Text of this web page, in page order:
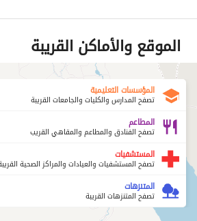
الموقع والأماكن القريبة
المؤسسات التعليمية
تصفح المدارس والكليات والجامعات القريبة
المطاعم
تصفح الفنادق والمطاعم والمقاهي القريب
المستشفيات
تصفح المستشفيات والعيادات والمراكز الصحية
المتنزهات
تصفح المتنزهات القريبة